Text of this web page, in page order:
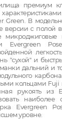
премиум
Green. В
версии с полой
Evergreen
"сухой" и
дальний и
кольцами Fuji
рукоять из
Evergreen
уровне.